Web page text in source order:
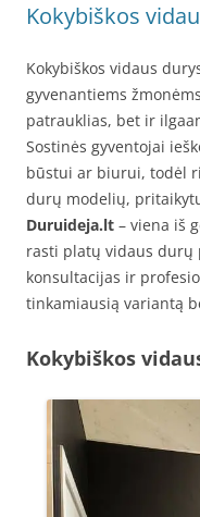
Kokybiškos
Kokybiškos vidaus
gyvenantiems
patrauklias, bet ir
Sostinės gyventojai
būstui ar biurui, todėl
durų modelių,
Duruideja.lt – viena iš
rasti platų vidaus durų
konsultacijas ir
tinkamiausią variantą
Kokybiškos